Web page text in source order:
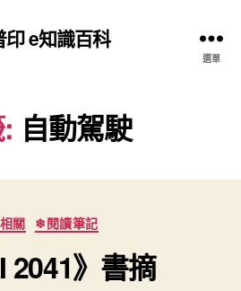
印 e知識百科
選單
自動駕駛
分
類
關 ❄閱讀筆記
2041》書摘